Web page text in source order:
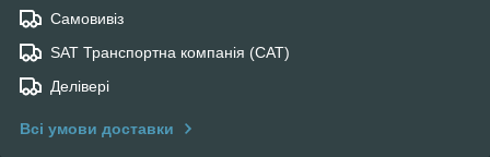
Самовивіз
SAT Транспортна компанія (САТ)
Делівері
Всі умови доставки